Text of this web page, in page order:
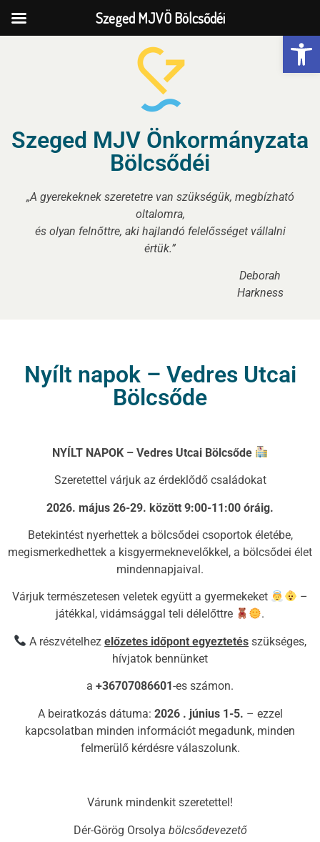
Szeged MJV Önkormányzata
Bölcsődéi
„A gyerekeknek szeretetre van szükségük, megbízható
oltalomra,
és olyan felnőttre, aki hajlandó felelősséget vállalni
értük.”
Deborah
Harkness
Nyílt napok – Vedres Utcai
Bölcsőde
NYÍLT NAPOK – Vedres Utcai Bölcsőde
Szeretettel várjuk az érdeklődő családokat
2026. május 26-29. között 9:00-11:00 óráig.
Betekintést nyerhettek a bölcsődei csoportok életébe,
megismerkedhettek a kisgyermeknevelőkkel, a bölcsődei élet
mindennapjaival.
Várjuk természetesen veletek együtt a gyermekeket
–
játékkal, vidámsággal teli délelőttre
.
A részvételhezelőzetes időpont egyeztetés szükséges,
hívjatok bennünket
a +36707086601-es számon.
A beiratkozás dátuma: 2026 . június 1-5. – ezzel
kapcsolatban minden információt megadunk, minden
felmerülő kérdésre válaszolunk.
Várunk mindenkit szeretettel!
Dér-Görög Orsolya bölcsődevezető
Szeged MJVÖ Bölcsődéi